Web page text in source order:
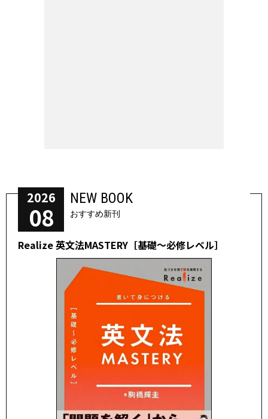
2026
08
NEW BOOK
おすすめ新刊
Realize 英文法MASTERY［基礎～必修レベル］